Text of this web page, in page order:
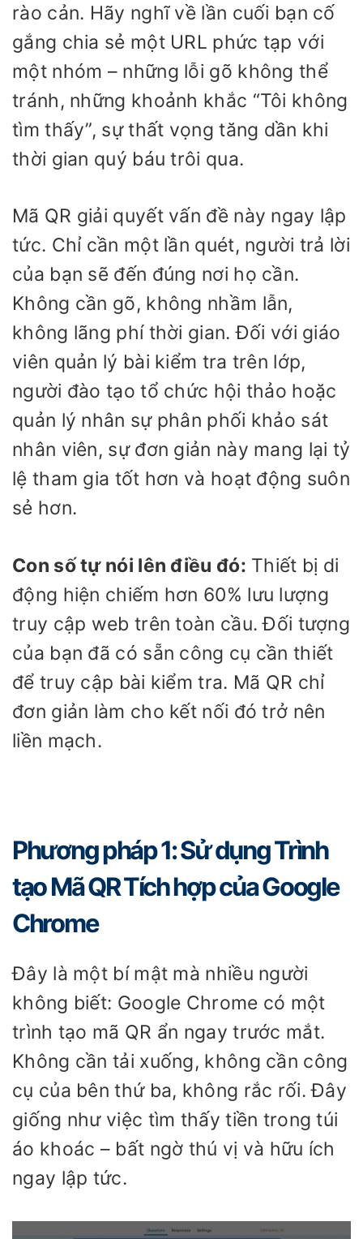
rào cản. Hãy nghĩ về lần cuối bạn cố
gắng chia sẻ một URL phức tạp với
một nhóm – những lỗi gõ không thể
tránh, những khoảnh khắc “Tôi không
tìm thấy”, sự thất vọng tăng dần khi
thời gian quý báu trôi qua.
Mã QR giải quyết vấn đề này ngay lập
tức. Chỉ cần một lần quét, người trả lời
của bạn sẽ đến đúng nơi họ cần.
Không cần gõ, không nhầm lẫn,
không lãng phí thời gian. Đối với giáo
viên quản lý bài kiểm tra trên lớp,
người đào tạo tổ chức hội thảo hoặc
quản lý nhân sự phân phối khảo sát
nhân viên, sự đơn giản này mang lại tỷ
lệ tham gia tốt hơn và hoạt động suôn
sẻ hơn.
Con số tự nói lên điều đó: Thiết bị di
động hiện chiếm hơn 60% lưu lượng
truy cập web trên toàn cầu. Đối tượng
của bạn đã có sẵn công cụ cần thiết
để truy cập bài kiểm tra. Mã QR chỉ
đơn giản làm cho kết nối đó trở nên
liền mạch.
Phương pháp 1: Sử dụng Trình
tạo Mã QR Tích hợp của Google
Chrome
Đây là một bí mật mà nhiều người
không biết: Google Chrome có một
trình tạo mã QR ẩn ngay trước mắt.
Không cần tải xuống, không cần công
cụ của bên thứ ba, không rắc rối. Đây
giống như việc tìm thấy tiền trong túi
áo khoác – bất ngờ thú vị và hữu ích
ngay lập tức.